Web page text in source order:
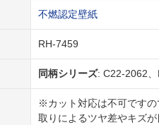
不燃認定壁紙
RH-7459
同柄シリーズ: C22-2062
※カット対応は不可ですの
取りによるツヤ差やキズ